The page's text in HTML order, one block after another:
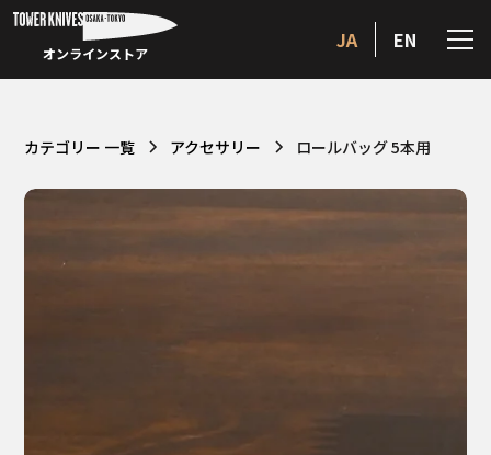
オンラインストア
JA EN
カテゴリー 一覧 アクセサリー ロールバッグ 5本用